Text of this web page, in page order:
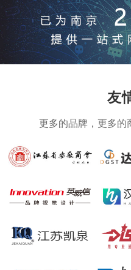
友
更多的品牌，更多的